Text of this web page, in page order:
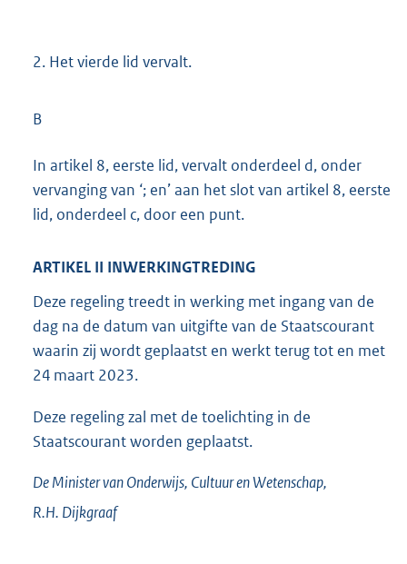
2. Het vierde lid vervalt.
B
In artikel 8, eerste lid, vervalt onderdeel d, onder
vervanging van ‘; en’ aan het slot van artikel 8, eerste
lid, onderdeel c, door een punt.
ARTIKEL II INWERKINGTREDING
Deze regeling treedt in werking met ingang van de
dag na de datum van uitgifte van de Staatscourant
waarin zij wordt geplaatst en werkt terug tot en met
24 maart 2023.
Deze regeling zal met de toelichting in de
Staatscourant worden geplaatst.
De Minister van Onderwijs, Cultuur en Wetenschap,
R.H. Dijkgraaf